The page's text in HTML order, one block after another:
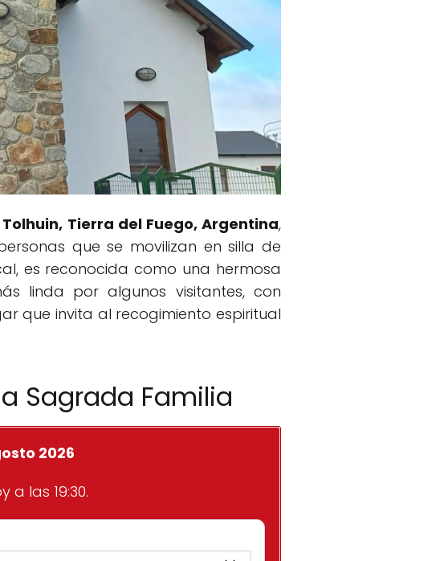
Tolhuin, Tierra del Fuego, Argentina,
que se movilizan en silla de
es reconocida como una hermosa
linda por algunos visitantes, con
que invita al recogimiento espiritual
Sagrada Familia
2026
las 19:30.